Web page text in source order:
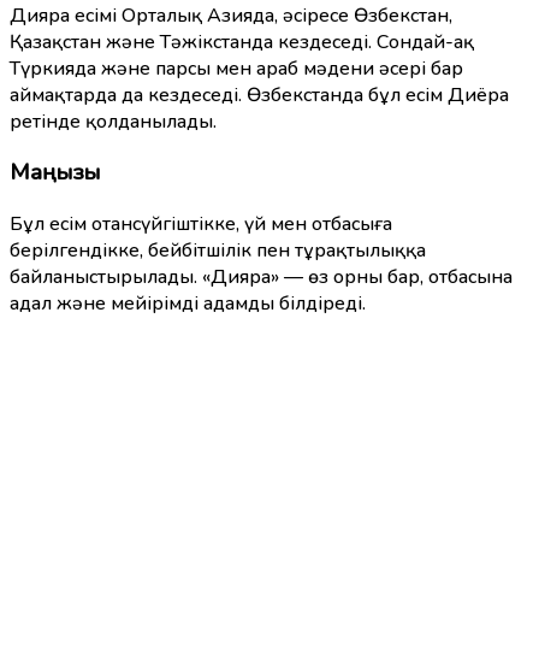
Дияра есімі Орталық Азияда, әсіресе Өзбекстан,
Қазақстан және Тәжікстанда кездеседі. Сондай-ақ
Түркияда және парсы мен араб мәдени әсері бар
аймақтарда да кездеседі. Өзбекстанда бұл есім Диёра
ретінде қолданылады.
Маңызы
Бұл есім отансүйгіштікке, үй мен отбасыға
берілгендікке, бейбітшілік пен тұрақтылыққа
байланыстырылады. «Дияра» — өз орны бар, отбасына
адал және мейірімді адамды білдіреді.